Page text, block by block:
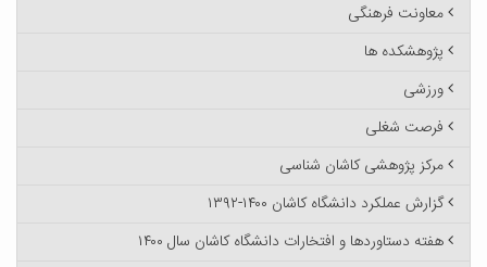
معاونت فرهنگی
پژوهشکده ها
ورزشی
فرصت شغلی
مرکز پژوهشی کاشان شناسی
گزارش عملکرد دانشگاه کاشان ۱۴۰۰-۱۳۹۲
هفته دستاوردها و افتخارات دانشگاه کاشان سال ۱۴۰۰